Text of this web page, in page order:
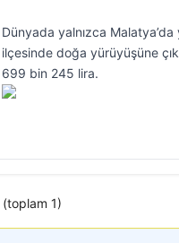
Dünyada yalnızca
ilçesinde doğa yürüyüşüne
699 bin 245 lira.
1)